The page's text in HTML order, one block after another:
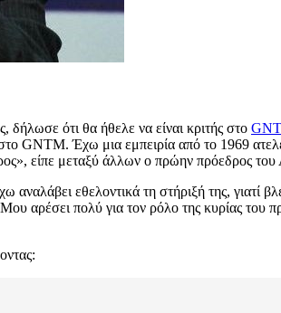
δήλωσε ότι θα ήθελε να είναι κριτής στο
Έχω μια εμπειρία από το 1969
είπε μεταξύ άλλων ο πρώην πρόεδρος
εθελοντικά τη στήριξή της, γιατί
αρέσει πολύ για τον ρόλο της κυρίας